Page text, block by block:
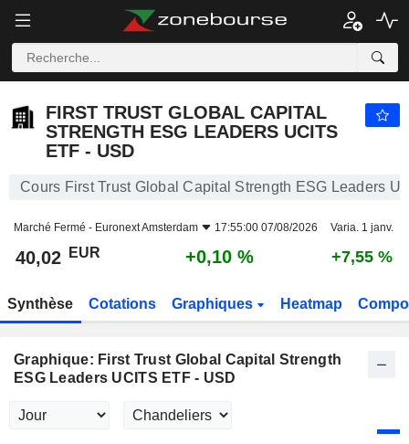
FIRST TRUST GLOBAL CAPITAL
STRENGTH ESG LEADERS UCITS
ETF - USD
Cours First Trust Global Capital Strength ESG Leaders
Marché Fermé - Euronext Amsterdam 17:55:00 07/08/2026 Varia. 1 janv.
40,02 EUR +0,10 % +7,55 %
Synthèse Cotations Graphiques Heatmap
Graphique: First Trust Global Capital Strength
ESG Leaders UCITS ETF - USD